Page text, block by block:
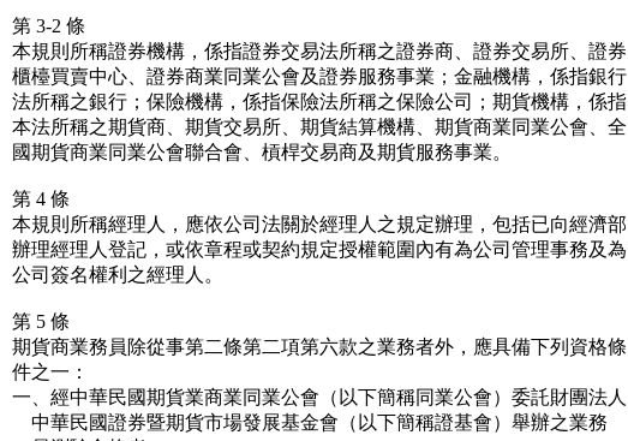
第 3-2 條
本規則所稱證券機構，係指證券交易法所稱之證券商、證券交易所、證券
櫃檯買賣中心、證券商業同業公會及證券服務事業；金融機構，係指銀行
法所稱之銀行；保險機構，係指保險法所稱之保險公司；期貨機構，係指
本法所稱之期貨商、期貨交易所、期貨結算機構、期貨商業同業公會、全
國期貨商業同業公會聯合會、槓桿交易商及期貨服務事業。
第 4 條
本規則所稱經理人，應依公司法關於經理人之規定辦理，包括已向經濟部
辦理經理人登記，或依章程或契約規定授權範圍內有為公司管理事務及為
公司簽名權利之經理人。
第 5 條
期貨商業務員除從事第二條第二項第六款之業務者外，應具備下列資格條
件之一：
一、經中華民國期貨業商業同業公會（以下簡稱同業公會）委託財團法人
中華民國證券暨期貨市場發展基金會（以下簡稱證基會）舉辦之業務